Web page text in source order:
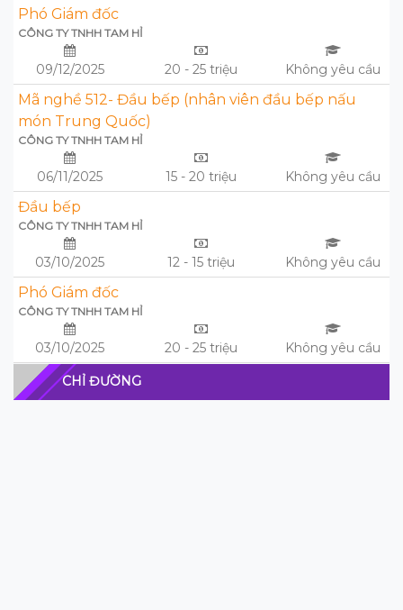
Phó Giám đốc
CÔNG TY TNHH TAM HỈ
09/12/2025 20 - 25 triệu Không yêu cầu
Mã nghề 512- Đầu bếp (nhân viên đầu bếp nấu
món Trung Quốc)
CÔNG TY TNHH TAM HỈ
06/11/2025 15 - 20 triệu Không yêu cầu
Đầu bếp
CÔNG TY TNHH TAM HỈ
03/10/2025 12 - 15 triệu Không yêu cầu
Phó Giám đốc
CÔNG TY TNHH TAM HỈ
03/10/2025 20 - 25 triệu Không yêu cầu
CHỈ ĐƯỜNG